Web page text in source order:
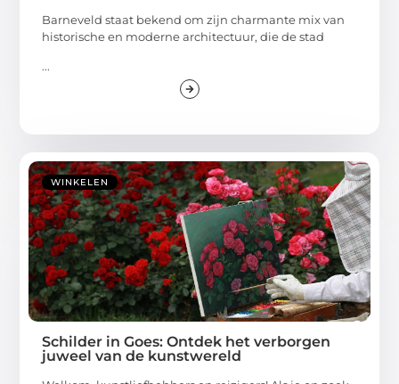
Barneveld staat bekend om zijn charmante mix van
historische en moderne architectuur, die de stad
...
WINKELEN
Schilder in Goes: Ontdek het verborgen
juweel van de kunstwereld